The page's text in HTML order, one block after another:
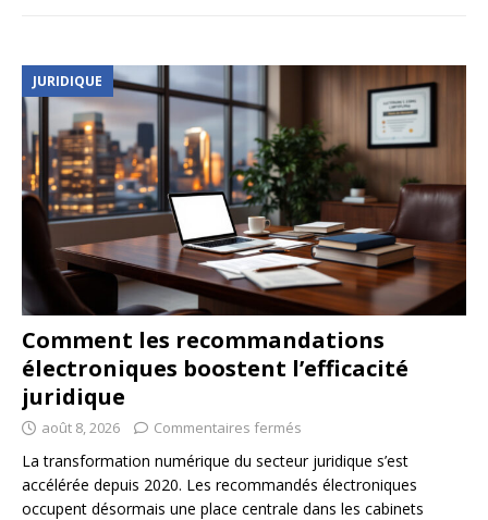
JURIDIQUE
Comment les recommandations
électroniques boostent l’efficacité
juridique
août 8, 2026 Commentaires fermés
La transformation numérique du secteur juridique s’est
accélérée depuis 2020. Les recommandés électroniques
occupent désormais une place centrale dans les cabinets